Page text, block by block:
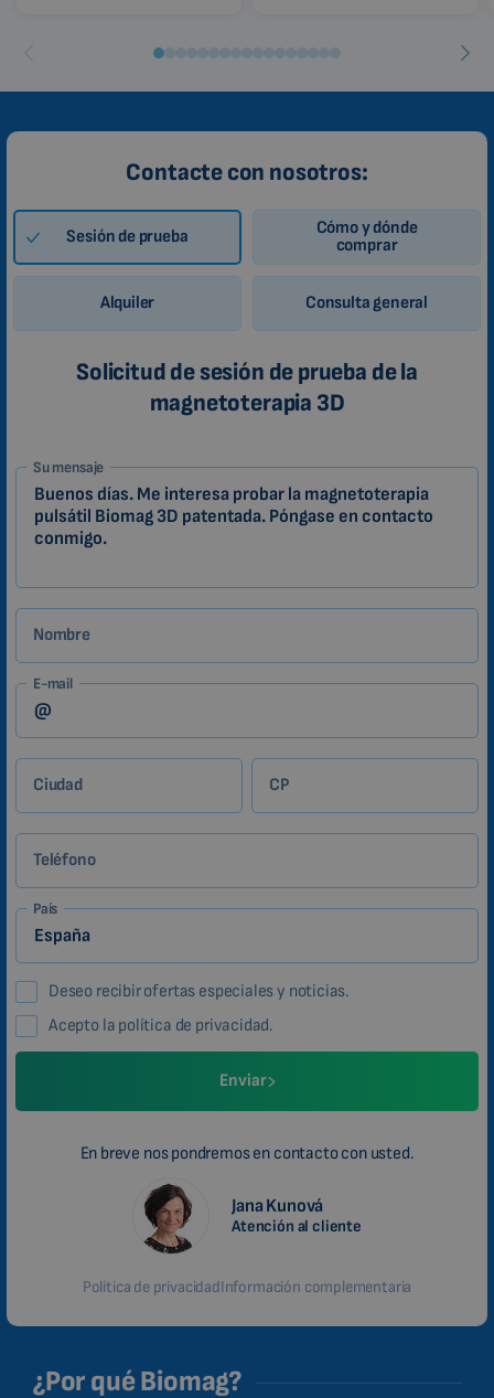
Contacte con nosotros:
Sesión de prueba
Cómo y dónde
comprar
Alquiler Consulta general
Solicitud de sesión de prueba de la
magnetoterapia 3D
1-
ES
Zákazník
Su mensaje
Nombre
E-mail
Ciudad CP
Teléfono
País
Deseo recibir ofertas especiales y noticias.
Acepto la política de privacidad.
Enviar
En breve nos pondremos en contacto con usted.
Jana Kunová
Atención al cliente
Política de privacidadInformación complementaria
¿Por qué Biomag?